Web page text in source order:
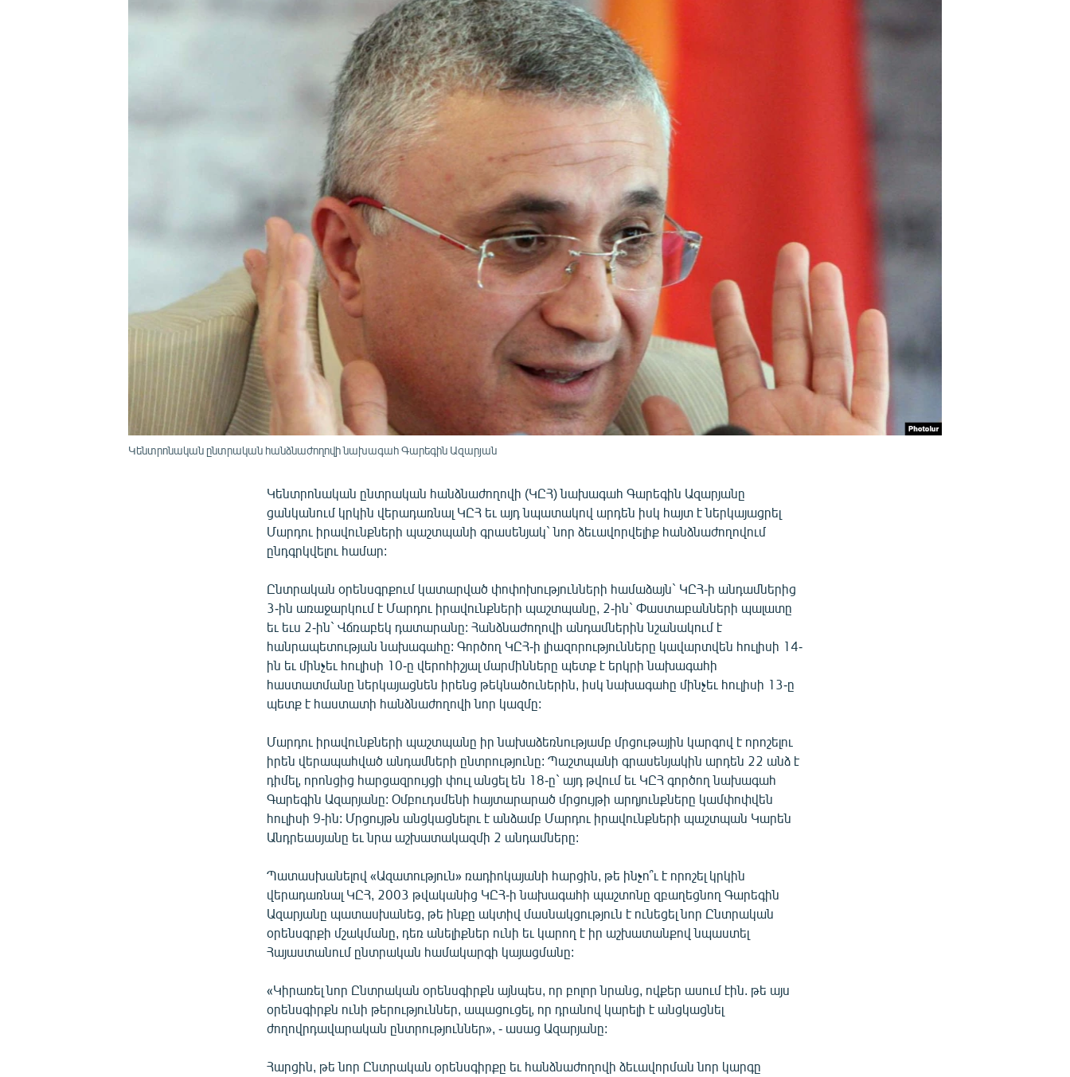
Կենտրոնական ընտրական հանձնաժողովի նախագահ Գարեգին Ազարյան
Կենտրոնական ընտրական հանձնաժողովի (ԿԸՀ) նախագահ Գարեգին Ազարյանը
ցանկանում կրկին վերադառնալ ԿԸՀ եւ այդ նպատակով արդեն իսկ հայտ է ներկայացրել
Մարդու իրավունքների պաշտպանի գրասենյակ` նոր ձեւավորվելիք հանձնաժողովում
ընդգրկվելու համար:
Ընտրական օրենսգրքում կատարված փոփոխությունների համաձայն` ԿԸՀ-ի անդամներից
3-ին առաջարկում է Մարդու իրավունքների պաշտպանը, 2-ին` Փաստաբանների պալատը
եւ եւս 2-ին` Վճռաբեկ դատարանը: Հանձնաժողովի անդամներին նշանակում է
հանրապետության նախագահը: Գործող ԿԸՀ-ի լիազորությունները կավարտվեն հուլիսի 14-
ին եւ մինչեւ հուլիսի 10-ը վերոհիշյալ մարմինները պետք է երկրի նախագահի
հաստատմանը ներկայացնեն իրենց թեկնածուներին, իսկ նախագահը մինչեւ հուլիսի 13-ը
պետք է հաստատի հանձնաժողովի նոր կազմը:
Մարդու իրավունքների պաշտպանը իր նախաձեռնությամբ մրցութային կարգով է որոշելու
իրեն վերապահված անդամների ընտրությունը: Պաշտպանի գրասենյակին արդեն 22 անձ է
դիմել, որոնցից հարցազրույցի փուլ անցել են 18-ը` այդ թվում եւ ԿԸՀ գործող նախագահ
Գարեգին Ազարյանը: Օմբուդսմենի հայտարարած մրցույթի արդյունքները կամփոփվեն
հուլիսի 9-ին: Մրցույթն անցկացնելու է անձամբ Մարդու իրավունքների պաշտպան Կարեն
Անդրեասյանը եւ նրա աշխատակազմի 2 անդամները:
Պատասխանելով «Ազատություն» ռադիոկայանի հարցին, թե ինչո՞ւ է որոշել կրկին
վերադառնալ ԿԸՀ, 2003 թվականից ԿԸՀ-ի նախագահի պաշտոնը զբաղեցնող Գարեգին
Ազարյանը պատասխանեց, թե ինքը ակտիվ մասնակցություն է ունեցել նոր Ընտրական
օրենսգրքի մշակմանը, դեռ անելիքներ ունի եւ կարող է իր աշխատանքով նպաստել
Հայաստանում ընտրական համակարգի կայացմանը:
«Կիրառել նոր Ընտրական օրենսգիրքն այնպես, որ բոլոր նրանց, ովքեր ասում էին. թե այս
օրենսգիրքն ունի թերություններ, ապացուցել, որ դրանով կարելի է անցկացնել
ժողովրդավարական ընտրություններ», - ասաց Ազարյանը:
Հարցին, թե նոր Ընտրական օրենսգիրքը եւ հանձնաժողովի ձեւավորման նոր կարգը